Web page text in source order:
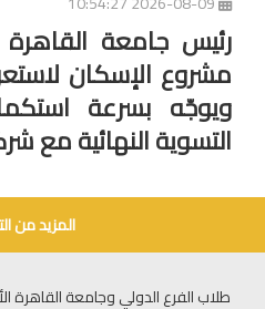
رئيس جامعة القاهرة
مشروع الإسكان
ويوجّه بسرعة
التسوية النهائية مع
المزيد من